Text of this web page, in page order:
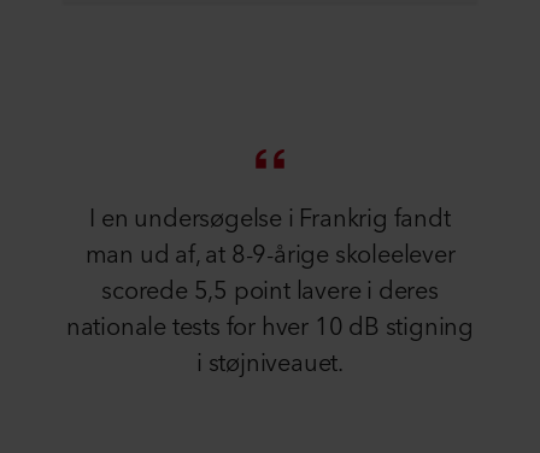
I en undersøgelse i Frankrig fandt
man ud af, at 8-9-årige skoleelever
scorede 5,5 point lavere i deres
nationale tests for hver 10 dB stigning
i støjniveauet.